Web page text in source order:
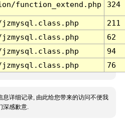
function_extend.php 324
211
62
94
76
息详细记录, 由此给您带来的访问不便我
深感歉意.